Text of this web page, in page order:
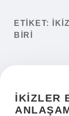
Yasal Uyarı
ETIKET:
BIRI
İKIZLER